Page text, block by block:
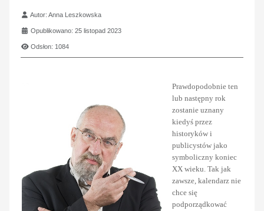
Szczegóły
Autor:Anna Leszkowska
Opublikowano: 25 listopad 2023
Odsłon: 1084
Prawdopodobnie ten
lub następny rok
zostanie uznany
kiedyś przez
historyków i
publicystów jako
symboliczny koniec
XX wieku. Tak jak
zawsze, kalendarz nie
chce się
podporządkować